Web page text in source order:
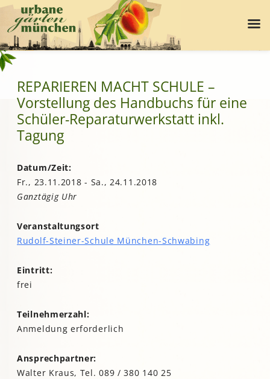
REPARIEREN MACHT SCHULE –
Vorstellung des Handbuchs für eine
Schüler-Reparaturwerkstatt inkl.
Tagung
Datum/Zeit:
Fr., 23.11.2018 - Sa., 24.11.2018
Ganztägig Uhr
Veranstaltungsort
Rudolf-Steiner-Schule München-Schwabing
Eintritt:
frei
Teilnehmerzahl:
Anmeldung erforderlich
Ansprechpartner:
Walter Kraus, Tel. 089 / 380 140 25